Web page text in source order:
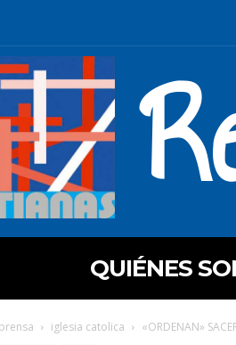
QUIÉNES
iglesia catolica «ORDENAN»